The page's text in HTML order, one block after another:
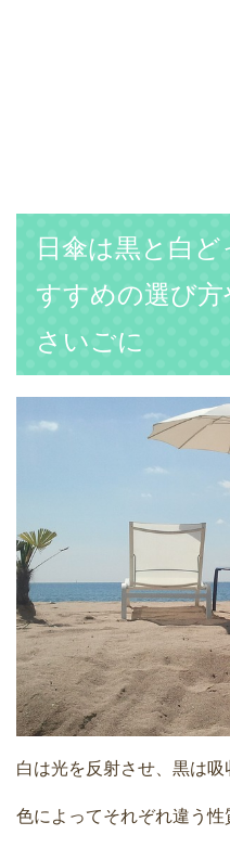
日傘は黒と白
すすめの選び
さいごに
白は光を反射させ、黒は吸
色によってそれぞれ違う性